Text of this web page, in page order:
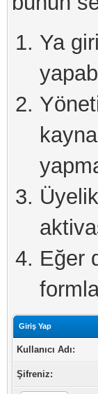
Ya
Eğer
Giriş Yap
Kullanıcı Adı:
Şifreniz: